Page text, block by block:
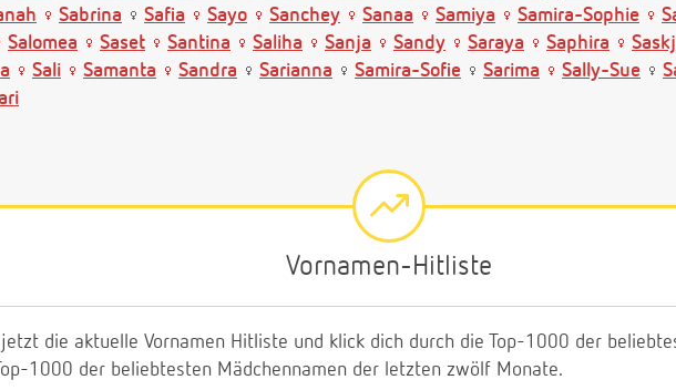
Sabrina Safia Sayo Sanchey Sanaa Samiya Samira-Sophie
Salomea Saset Santina Saliha Sanja Sandy Saraya Saphira
Sali Samanta Sandra Sarianna Samira-Sofie Sarima Sally-Sue
Vornamen-Hitliste
die aktuelle Vornamen Hitliste und klick dich durch die Top-1000 der
1000 der beliebtesten Mädchennamen der letzten zwölf Monate.